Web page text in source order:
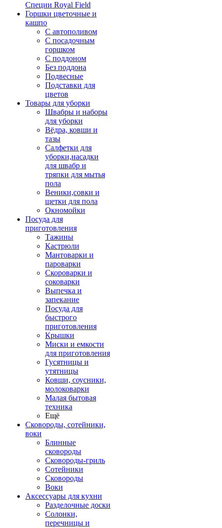
Специи Royal Field
Горшки цветочные и
кашпо
С автополивом
С посадочным
горшком
С поддоном
Без поддона
Подвесные
Подставки для
цветов
Товары для уборки
Швабры и наборы
для уборки
Вёдра, ковши и
тазы
Салфетки для
уборки,насадки
для швабр и
тряпки для мытья
пола
Веники,совки и
щетки для пола
Окномойки
Посуда для
приготовления
Тажины
Кастрюли
Мантоварки и
пароварки
Скороварки и
соковарки
Выпечка и
запекание
Посуда для
быстрого
приготовления
Крышки
Миски и емкости
для приготовления
Гусятницы и
утятницы
Ковши, соусники,
молоковарки
Малая бытовая
техника
Ещё
Сковороды, сотейники,
воки
Блинные
сковороды
Сковороды-гриль
Сотейники
Сковороды
Воки
Аксессуары для кухни
Разделочные доски
Солонки,
перечницы и